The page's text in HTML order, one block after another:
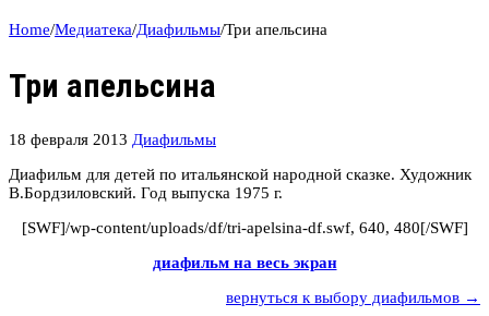
Home/Медиатека/Диафильмы/Три апельсина
Три апельсина
18 февраля 2013 Диафильмы
Диафильм для детей по итальянской народной сказке. Художник
В.Бордзиловский. Год выпуска 1975 г.
[SWF]/wp-content/uploads/df/tri-apelsina-df.swf, 640, 480[/SWF]
диафильм на весь экран
вернуться к выбору диафильмов →